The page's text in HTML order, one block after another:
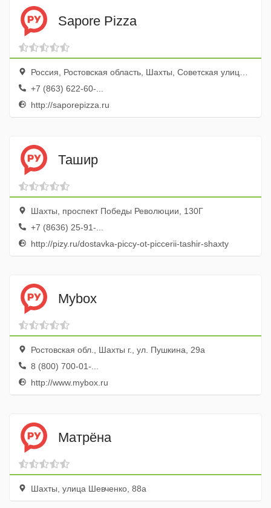
Sapore Pizza
Россия, Ростовская область, Шахты, Советская улица, 147
+7 (863) 622-60-...
http://saporepizza.ru
Ташир
Шахты, проспект Победы Революции, 130Г
+7 (8636) 25-91-...
http://pizy.ru/dostavka-piccy-ot-piccerii-tashir-shaxty
Mybox
Ростовская обл., Шахты г., ул. Пушкина, 29а
8 (800) 700-01-...
http://www.mybox.ru
Матрёна
Шахты, улица Шевченко, 88а